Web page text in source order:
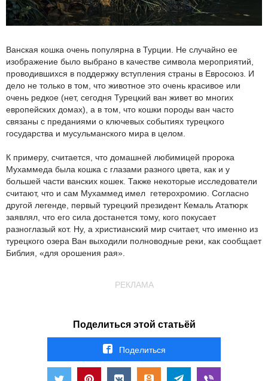
Ванская кошка очень популярна в Турции. Не случайно ее
изображение было выбрано в качестве символа мероприятий,
проводившихся в поддержку вступления страны в Евросоюз. И
дело не только в том, что животное это очень красивое или
очень редкое (нет, сегодня Турецкий ван живет во многих
европейских домах), а в том, что кошки породы ван часто
связаны с преданиями о ключевых событиях турецкого
государства и мусульманского мира в целом.
К примеру, считается, что домашней любимицей пророка
Мухаммеда была кошка с глазами разного цвета, как и у
большей части ванских кошек. Также некоторые исследователи
считают, что и сам Мухаммед имел гетерохромию. Согласно
другой легенде, первый турецкий президент Кемаль Ататюрк
заявлял, что его сила достанется тому, кого покусает
разноглазый кот. Ну, а христианский мир считает, что именно из
турецкого озера Ван выходили полноводные реки, как сообщает
Библия, «для орошения рая».
РЕКЛАМА
Поделиться этой статьёй
Поделиться